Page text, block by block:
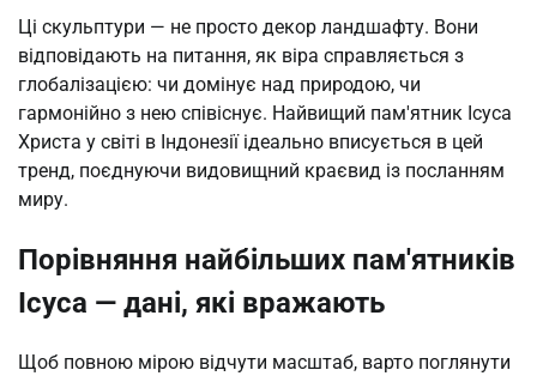
Ці скульптури — не просто декор ландшафту. Вони
відповідають на питання, як віра справляється з
глобалізацією: чи домінує над природою, чи
гармонійно з нею співіснує. Найвищий пам'ятник Ісуса
Христа у світі в Індонезії ідеально вписується в цей
тренд, поєднуючи видовищний краєвид із посланням
миру.
Порівняння найбільших пам'ятників
Ісуса — дані, які вражають
Щоб повною мірою відчути масштаб, варто поглянути